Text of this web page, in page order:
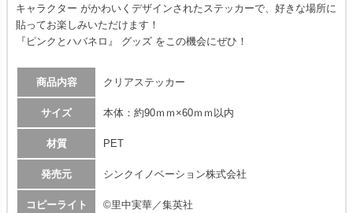
キャラクター がかわいくデザインされたステッカーで、好きな場所に
貼ってお楽しみいただけます！
『ピンクとハバネロ』 グッズ をこの機会にぜひ！
商品内容 クリアステッカー
サイズ 本体：約90ｍｍ×60ｍｍ以内
材質 PET
発売元 シンクイノベーション株式会社
コピーライト ©里中実華／集英社